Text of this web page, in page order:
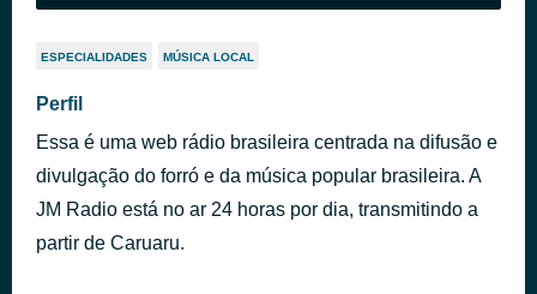
ESPECIALIDADES MÚSICA LOCAL
Perfil
Essa é uma web rádio brasileira centrada na difusão e
divulgação do forró e da música popular brasileira. A
JM Radio está no ar 24 horas por dia, transmitindo a
partir de Caruaru.